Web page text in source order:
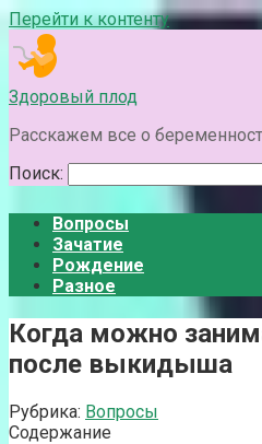
Перейти к контенту
Здоровый плод
Расскажем все о
Поиск:
Вопросы
Зачатие
Рождение
Разное
Когда можно
после выкидыша
Рубрика: Вопросы
Содержание